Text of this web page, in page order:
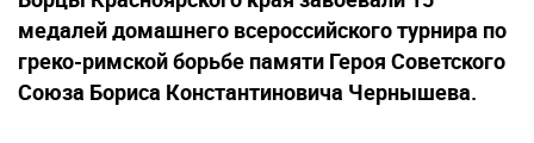
медалей домашнего всероссийского турнира по
греко-римской борьбе памяти Героя Советского
Союза Бориса Константиновича Чернышева.